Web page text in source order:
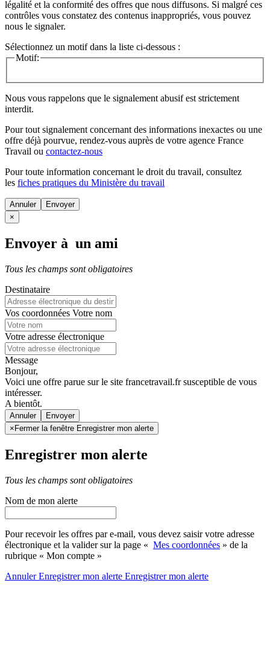
légalité et la conformité des offres que nous diffusons. Si malgré ces
contrôles vous constatez des contenus inappropriés, vous pouvez
nous le signaler.
Sélectionnez un motif dans la liste ci-dessous :
Motif:
Nous vous rappelons que le signalement abusif est strictement
interdit.
Pour tout signalement concernant des informations inexactes ou une
offre déjà pourvue, rendez-vous auprès de votre agence France
Travail ou contactez-nous
Pour toute information concernant le droit du travail, consultez
les fiches pratiques du Ministère du travail
Annuler
×
Envoyer à un ami
Tous les champs sont obligatoires
Destinataire
Vos coordonnées Votre nom
Votre adresse électronique
Message
Bonjour,
Voici une offre parue sur le site francetravail.fr susceptible de vous
intéresser.
A bientôt.
Annuler
× Fermer la fenêtre Enregistrer mon alerte
Enregistrer mon alerte
Tous les champs sont obligatoires
Nom de mon alerte
Pour recevoir les offres par e-mail, vous devez saisir votre adresse
électronique et la valider sur la page « Mes coordonnées » de la
rubrique « Mon compte »
AnnulerEnregistrer mon alerte Enregistrermon alerte